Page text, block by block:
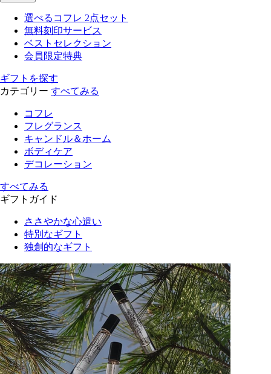
選べるコフレ 2点セット
無料刻印サービス
ベストセレクション
会員限定特典
ギフトを探す
カテゴリー すべてみる
コフレ
フレグランス
キャンドル＆ホーム
ボディケア
デコレーション
すべてみる
ギフトガイド
ささやかな心遣い
特別なギフト
独創的なギフト